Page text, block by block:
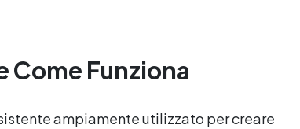
Come Funziona
ampiamente utilizzato per creare